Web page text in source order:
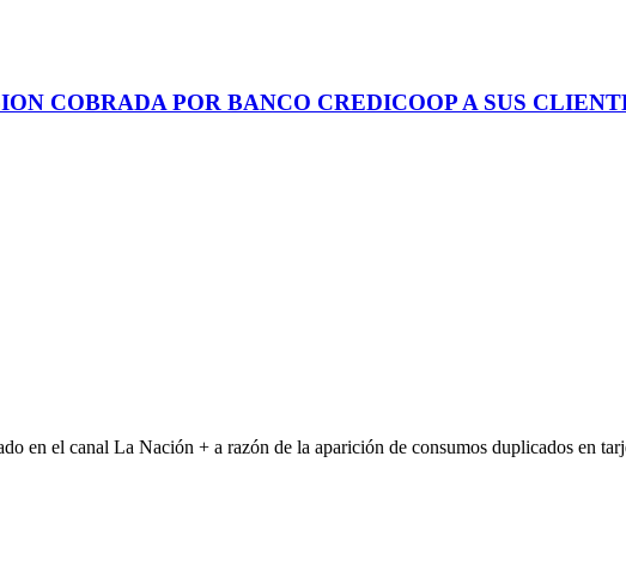
COBRADA POR BANCO CREDICOOP A SUS
en el canal La Nación + a razón de la aparición de consumos duplicados en